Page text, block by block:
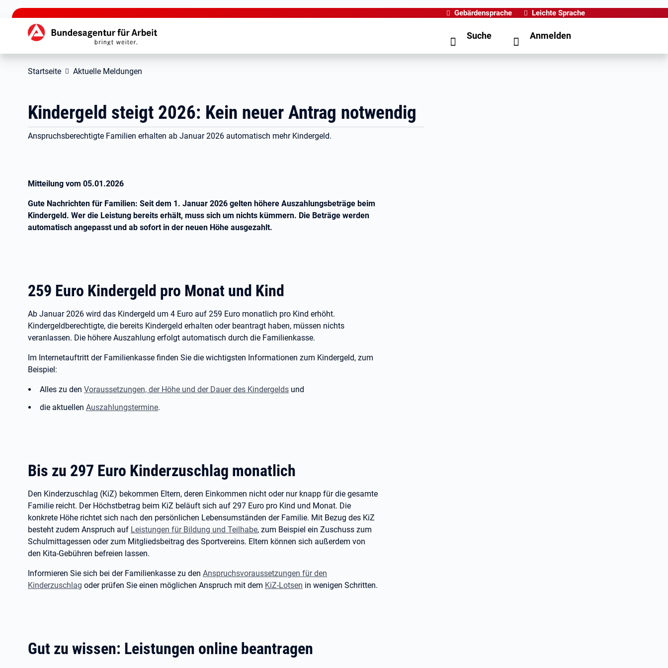
zu den Hauptinhalten springen
Gebärdensprache Leichte Sprache
Hauptnavigation Suche Anmelden
Startseite Aktuelle Meldungen
Kindergeld steigt 2026: Kein neuer Antrag notwendig
Anspruchsberechtigte Familien erhalten ab Januar 2026 automatisch mehr Kindergeld.
Mitteilung vom 05.01.2026
Gute Nachrichten für Familien: Seit dem 1. Januar 2026 gelten höhere Auszahlungsbeträge beim
Kindergeld. Wer die Leistung bereits erhält, muss sich um nichts kümmern. Die Beträge werden
automatisch angepasst und ab sofort in der neuen Höhe ausgezahlt.
259 Euro Kindergeld pro Monat und Kind
Ab Januar 2026 wird das Kindergeld um 4 Euro auf 259 Euro monatlich pro Kind erhöht.
Kindergeldberechtigte, die bereits Kindergeld erhalten oder beantragt haben, müssen nichts
veranlassen. Die höhere Auszahlung erfolgt automatisch durch die Familienkasse.
Im Internetauftritt der Familienkasse finden Sie die wichtigsten Informationen zum Kindergeld, zum
Beispiel:
Alles zu den Voraussetzungen, der Höhe und der Dauer des Kindergelds und
die aktuellen Auszahlungstermine.
Bis zu 297 Euro Kinderzuschlag monatlich
Den Kinderzuschlag (KiZ) bekommen Eltern, deren Einkommen nicht oder nur knapp für die gesamte
Familie reicht. Der Höchstbetrag beim KiZ beläuft sich auf 297 Euro pro Kind und Monat. Die
konkrete Höhe richtet sich nach den persönlichen Lebensumständen der Familie. Mit Bezug des KiZ
besteht zudem Anspruch auf Leistungen für Bildung und Teilhabe, zum Beispiel ein Zuschuss zum
Schulmittagessen oder zum Mitgliedsbeitrag des Sportvereins. Eltern können sich außerdem von
den Kita-Gebühren befreien lassen.
Informieren Sie sich bei der Familienkasse zu den Anspruchsvoraussetzungen für den
Kinderzuschlag oder prüfen Sie einen möglichen Anspruch mit dem KiZ-Lotsen in wenigen Schritten.
Gut zu wissen: Leistungen online beantragen